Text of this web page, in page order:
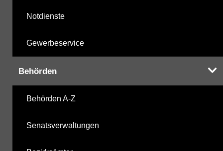
Notdienste
Gewerbeservice
Behörden
Behörden A-Z
Senatsverwaltungen